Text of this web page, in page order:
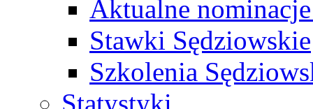
Aktualne
Stawki Sędziowskie
Szkolenia
Statystyki